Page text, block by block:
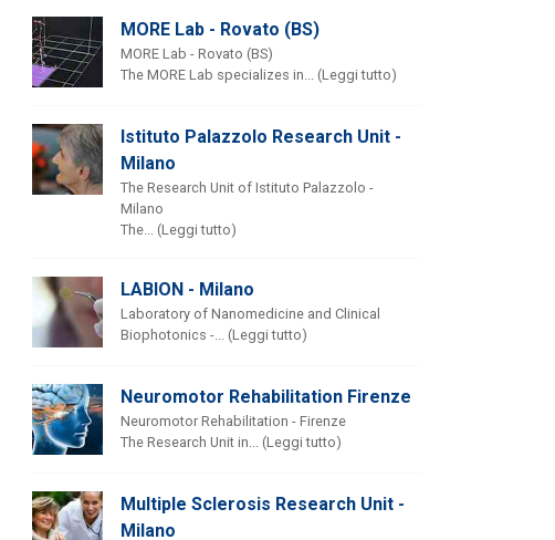
MORE Lab - Rovato (BS)
MORE Lab - Rovato (BS)
The MORE Lab specializes in... (Leggi tutto)
Istituto Palazzolo Research Unit -
Milano
The Research Unit of Istituto Palazzolo -
Milano
The... (Leggi tutto)
LABION - Milano
Laboratory of Nanomedicine and Clinical
Biophotonics -... (Leggi tutto)
Neuromotor Rehabilitation Firenze
Neuromotor Rehabilitation - Firenze
The Research Unit in... (Leggi tutto)
Multiple Sclerosis Research Unit -
Milano